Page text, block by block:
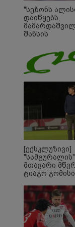
"სეზონს
დაიწყებს,
შანსის
მოთმინება
რომელსაც
მიიღებს" -
"ლივერპულის"
ყოფილმა
[ექსკლუზივი]
"სამგურალის"
მთავარი
ტიაგო
ტალანტების
ქვეყანაა"!